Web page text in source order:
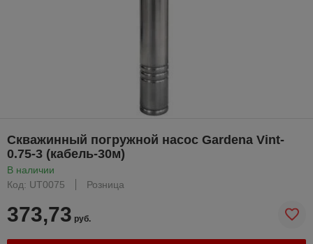
Скважинный погружной насос Gardena Vint-
0.75-3 (кабель-30м)
В наличии
Код: UT0075
Розница
373,73 руб.